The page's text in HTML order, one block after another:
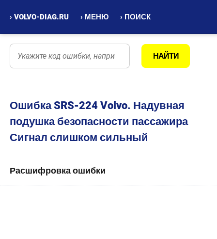
› VOLVO-DIAG.RU › МЕНЮ › ПОИСК
Ошибка SRS-224 Volvo. Надувная
подушка безопасности пассажира
Сигнал слишком сильный
Расшифровка ошибки